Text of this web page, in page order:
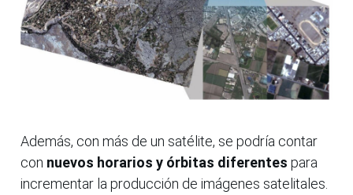
Además, con más de un satélite, se podría contar
con nuevos horarios y órbitas diferentes para
incrementar la producción de imágenes satelitales.